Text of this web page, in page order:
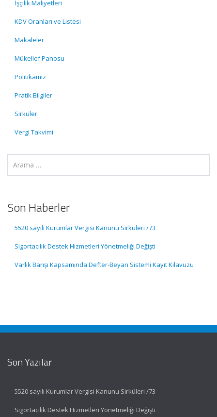
İşçilik Maliyetleri
KDV Oranları ve Listesi
Makaleler
Mükellef Panosu
Politikamız
Pratik Bilgiler
Sirküler
Vergi Takvimi
Son Haberler
5520 sayılı Kurumlar Vergisi Kanunu Sirküleri /73
Sigortacılık Destek Hizmetleri Yönetmeliği Değişti
Varlık Barışı Kapsamında Defter-Beyan Sistemi Kayıt Kılavuzu
Son Yazılar
5520 sayılı Kurumlar Vergisi Kanunu Sirküleri /73
Sigortacılık Destek Hizmetleri Yönetmeliği Değişti